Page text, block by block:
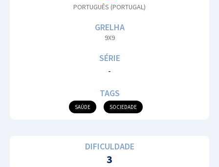
PORTUGUÊS (PORTUGAL)
GRELHA
9X9
SÉRIE
-
TAGS
SAÚDE SOCIEDADE
DIFICULDADE
3